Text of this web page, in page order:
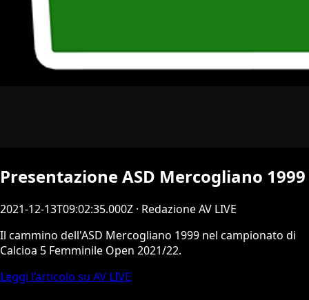
Presentazione ASD Mercogliano 1999
2021-12-13T09:02:35.000Z · Redazione AV LIVE
Il cammino dell'ASD Mercogliano 1999 nel campionato di
Calcioa 5 Femminile Open 2021/22.
Leggi l’articolo su AV LIVE